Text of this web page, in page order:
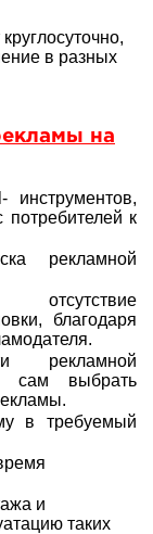
в разных
на
инструментов,
к
рекламной
благодаря
рекламной
сам выбрать
в требуемый
и
таких